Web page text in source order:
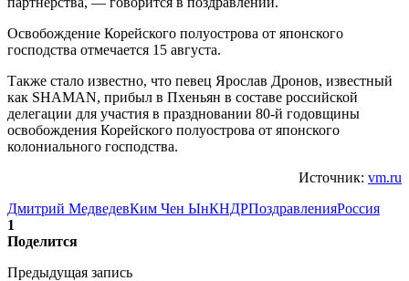
Освобождение Корейского полуострова от японского
господства отмечается 15 августа.
Также стало известно, что певец Ярослав Дронов, известный
как SHAMAN, прибыл в Пхеньян в составе российской
делегации для участия в праздновании 80-й годовщины
освобождения Корейского полуострова от японского
колониального господства.
Источник: vm.ru
Дмитрий МедведевКим Чен ЫнКНДРПоздравленияРоссия
1
Поделится
Предыдущая запись